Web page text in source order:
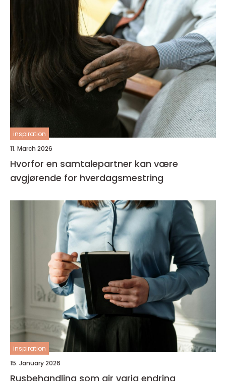
inspiration
11. March 2026
Hvorfor en samtalepartner kan være
avgjørende for hverdagsmestring
inspiration
15. January 2026
Rusbehandling som gir varig endring